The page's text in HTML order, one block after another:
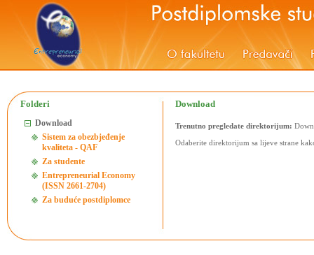
Folderi Download
Download
Sistem za obezbjeđenje
kvaliteta - QAF
Za studente
Entrepreneurial Economy
(ISSN 2661-2704)
Za buduće postdiplomce
Trenutno pregledate direktorijum:
Odaberite direktorijum sa lijeve strane